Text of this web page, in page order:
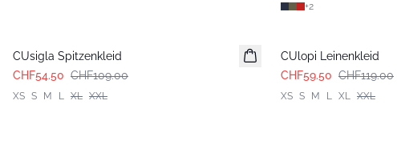
+2
CUsigla Spitzenkleid
CHF54.50 CHF109.00
XS S M L XL XXL
CUlopi Leinenkleid
CHF59.50 CHF119.00
XS S M L XL XXL